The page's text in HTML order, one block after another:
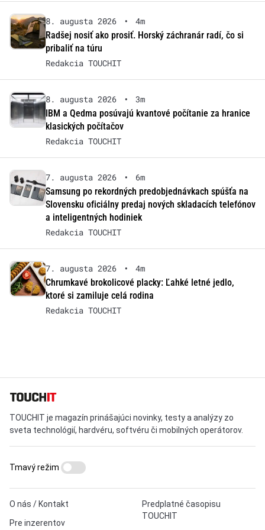
8. augusta 2026 •
4m
Radšej nosiť ako prosiť. Horský záchranár radí, čo si
pribaliť na túru
Redakcia TOUCHIT
8. augusta 2026 •
3m
IBM a Qedma posúvajú kvantové počítanie za hranice
klasických počítačov
Redakcia TOUCHIT
7. augusta 2026 •
6m
Samsung po rekordných predobjednávkach spúšťa na
Slovensku oficiálny predaj nových skladacích telefónov
a inteligentných hodiniek
Redakcia TOUCHIT
7. augusta 2026 •
4m
Chrumkavé brokolicové placky: Ľahké letné jedlo,
ktoré si zamiluje celá rodina
Redakcia TOUCHIT
TOUCHIT je magazín prinášajúci novinky, testy a analýzy zo
sveta technológií, hardvéru, softvéru či mobilných operátorov.
O nás / Kontakt
Pre inzerentov
Predplatné časopisu
TOUCHIT
Tmavý režim